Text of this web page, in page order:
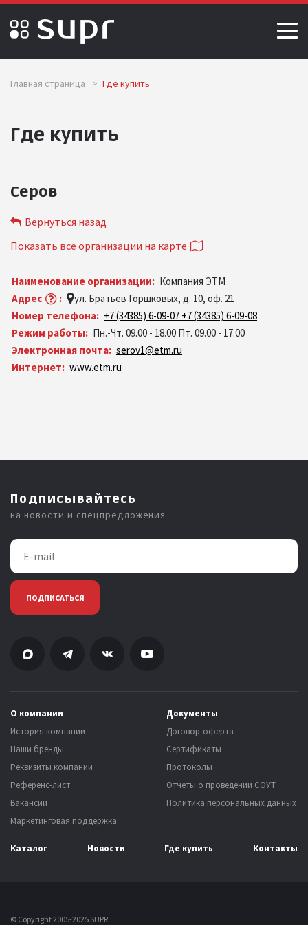
Главная страница > Где купить
Где купить
Серов
Показать все организации на карте
Вернуться назад
Наименование организации: Компания ЭТМ
Адрес
:
ул. Братьев Горшковых, д. 10, оф. 21
Номер телефона: +7 (34385) 6-09-07 +7 (34385) 6-09-08
Режим работы: Пн.-Чт. 09.00 - 18.00 Пт. 09.00 - 17.00
Электронная почта: serov1@etm.ru
Интернет: www.etm.ru
Подписывайтесь
на новости и спецпредложения
ПОДПИСАТЬСЯ
О компании
История компании
Наши бренды
Реквизиты компании
Референс-лист
Вакансии
Маркетинговая поддержка
Документы
Договор-оферта
Сертификаты
Протоколы
Отчеты о проведении СОУТ
Политика персональных данных
Каталог Новости Где купить Контакты
© Copyright 2005-2025 SUPR